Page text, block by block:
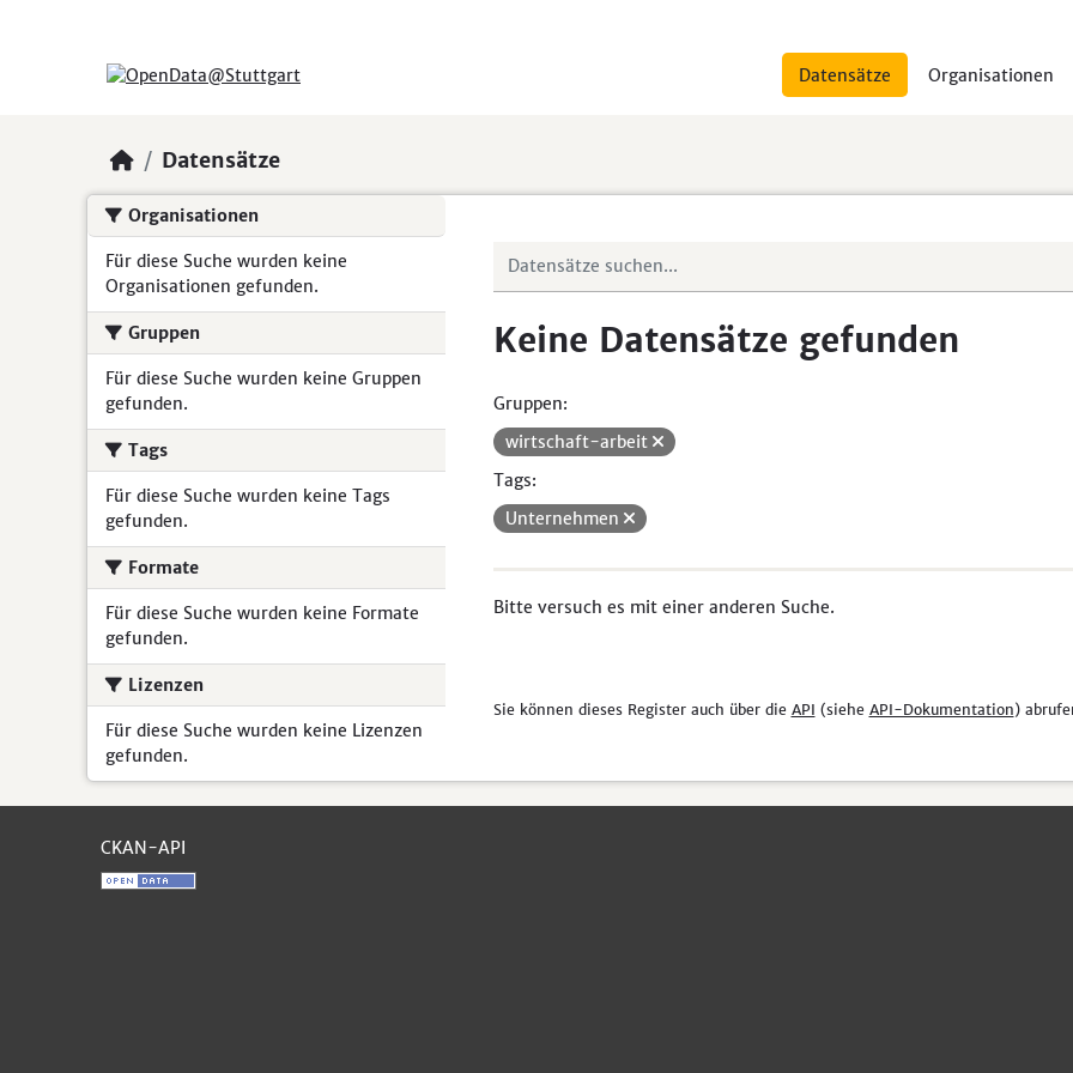
Datensätze Organisationen
Datensätze
Organisationen
Für diese Suche wurden keine
Organisationen gefunden.
Gruppen
Für diese Suche wurden keine Gruppen
gefunden.
Tags
Für diese Suche wurden keine Tags
gefunden.
Formate
Für diese Suche wurden keine Formate
gefunden.
Lizenzen
Für diese Suche wurden keine Lizenzen
gefunden.
Keine Datensätze gefunden
Gruppen:
wirtschaft-arbeit
Tags:
Unternehmen
Bitte versuch es mit einer anderen Suche.
Sie können dieses Register auch über die API (siehe API-Dokumentation)
CKAN-API